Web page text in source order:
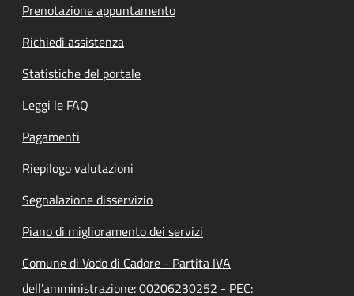
Prenotazione appuntamento
Richiedi assistenza
Statistiche del portale
Leggi le FAQ
Pagamenti
Riepilogo valutazioni
Segnalazione disservizio
Piano di miglioramento dei servizi
Comune di Vodo di Cadore - Partita IVA
dell'amministrazione: 00206230252 - PEC: